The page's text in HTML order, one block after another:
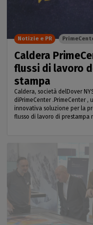
Caldera
flussi di lavoro
stampa
Caldera, società delDover
diPrimeCenter .PrimeCenter
innovativa soluzione per la
flusso di lavoro di prestampa
Notizie e PR